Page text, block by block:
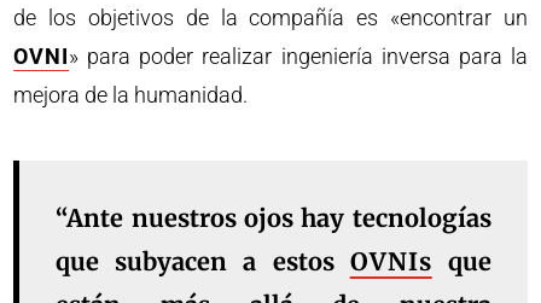
de los objetivos de la compañía es «encontrar un
OVNI» para poder realizar ingeniería inversa para la
mejora de la humanidad.
“Ante nuestros ojos hay tecnologías
que subyacen a estos OVNIs que